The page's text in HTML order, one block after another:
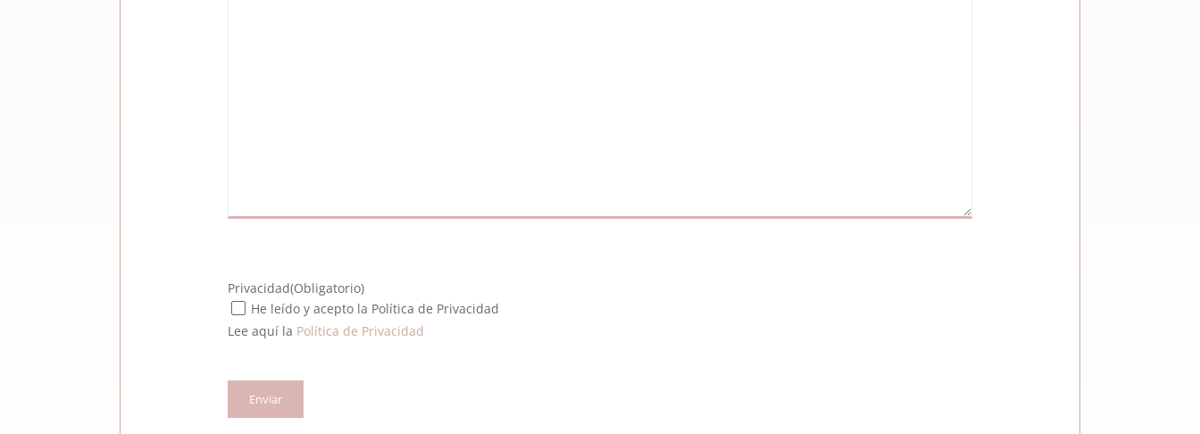
Privacidad(Obligatorio)
He leído y acepto la Política de Privacidad
Lee aquí la Política de Privacidad